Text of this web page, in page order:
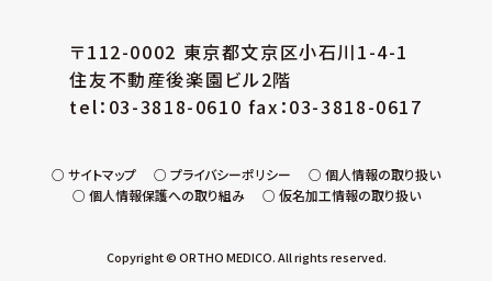
〒112-0002 東京都文京区小石川1-4-1
住友不動産後楽園ビル2階
tel：03-3818-0610 fax：03-3818-0617
サイトマップ プライバシーポリシー
個人情報の取り扱い
個人情報保護への取り組み
仮名加工情報の取り扱い
Copyright © ORTHO MEDICO. All rights reserved.